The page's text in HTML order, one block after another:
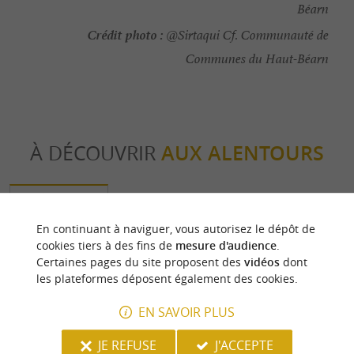
Béarn
Crédit photo : @Sirtaqui Cf. Communauté de
Communes du Haut-Béarn
À DÉCOUVRIR AUX ALENTOURS
Découvrir S'informer Se loger Se
En continuant à naviguer, vous autorisez le dépôt de
cookies tiers à des fins de mesure d'audience.
Certaines pages du site proposent des vidéosdont
les plateformes déposent également des cookies.
EN SAVOIR PLUS
JE REFUSE
J'ACCEPTE